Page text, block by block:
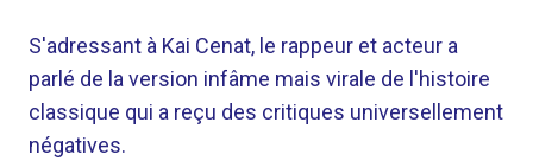
S'adressant à Kai Cenat, le rappeur et acteur a
parlé de la version infâme mais virale de l'histoire
classique qui a reçu des critiques universellement
négatives.